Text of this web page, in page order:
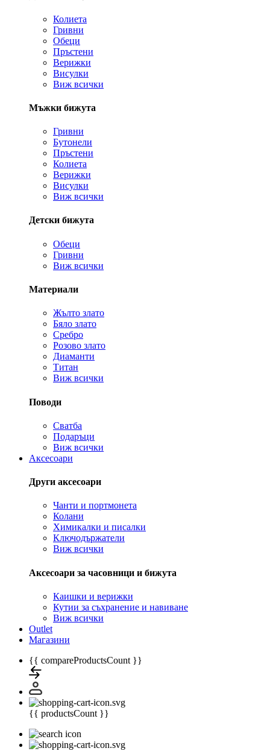
Колиета
Гривни
Обеци
Пръстени
Верижки
Висулки
Виж всички
Мъжки бижута
Гривни
Бутонели
Пръстени
Колиета
Верижки
Висулки
Виж всички
Детски бижута
Обеци
Гривни
Виж всички
Материали
Жълто злато
Бяло злато
Сребро
Розово злато
Диаманти
Титан
Виж всички
Поводи
Сватба
Подаръци
Виж всички
Аксесоари
Други аксесоари
Чанти и портмонета
Колани
Химикалки и писалки
Ключодържатели
Виж всички
Аксесоари за часовници и бижута
Каишки и верижки
Кутии за съхранение и навиване
Виж всички
Outlet
Магазини
{{ compareProductsCount }}
{{ productsCount }}